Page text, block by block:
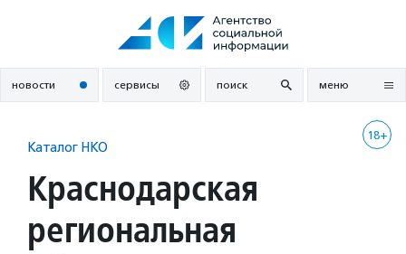
новости сервисы поиск меню
18+
Каталог НКО
Краснодарская
региональная